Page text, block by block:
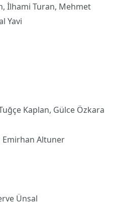
İlhami Turan, Mehmet
Yavi
Kaplan, Gülce Özkara
Emirhan Altuner
Ünsal